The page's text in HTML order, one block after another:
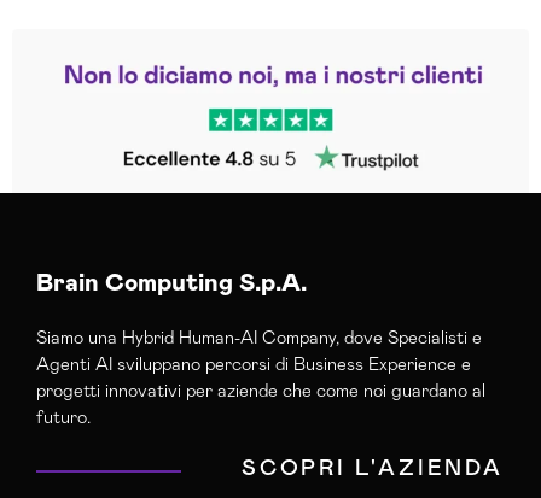
Trustpilot
Brain Computing S.p.A.
Siamo una Hybrid Human-AI Company, dove Specialisti e
Agenti AI sviluppano percorsi di Business Experience e
progetti innovativi per aziende che come noi guardano al
futuro.
SCOPRI L'AZIENDA